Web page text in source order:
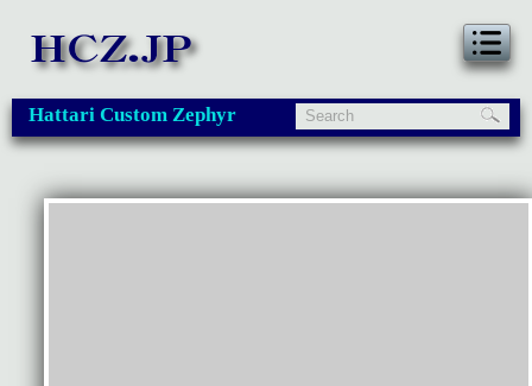
Hattari Custom Zephyr